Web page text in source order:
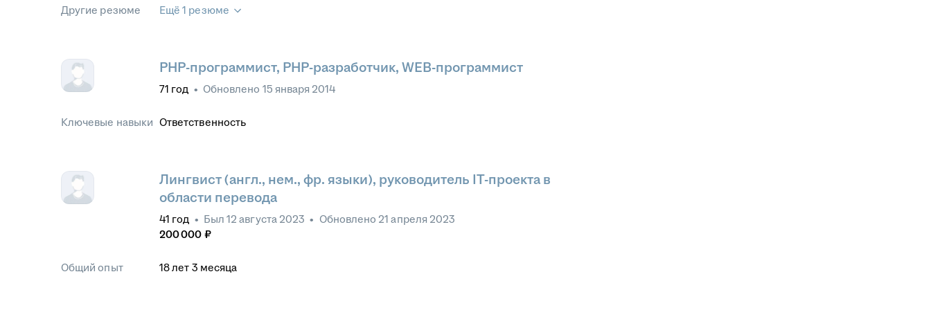
Другие резюме Ещё 1 резюме
PHP-программист, PHP-разработчик, WEB-программист
71 год • Обновлено 15 января 2014
Ключевые навыки Ответственность
Лингвист (англ., нем., фр. языки), руководитель IT-проекта в
области перевода
41 год • Был 12 августа 2023 • Обновлено 21 апреля 2023
200 000 ₽
Общий опыт 18лет 3 месяца